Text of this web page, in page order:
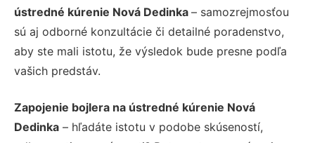
ústredné kúrenie Nová Dedinka – samozrejmosťou
sú aj odborné konzultácie či detailné poradenstvo,
aby ste mali istotu, že výsledok bude presne podľa
vašich predstáv.
Zapojenie bojlera na ústredné kúrenie Nová
Dedinka – hľadáte istotu v podobe skúseností,